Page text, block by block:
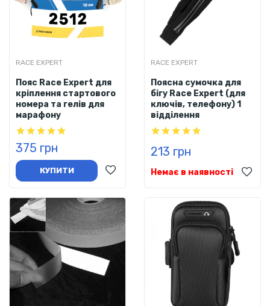
RACE EXPERT
Пояс Race Expert для
кріплення стартового
номера та гелів для
марафону
375 грн
КУПИТИ
RACE EXPERT
Поясна сумочка для
бігу Race Expert (для
ключів, телефону) 1
відділення
213 грн
Немає в наявності